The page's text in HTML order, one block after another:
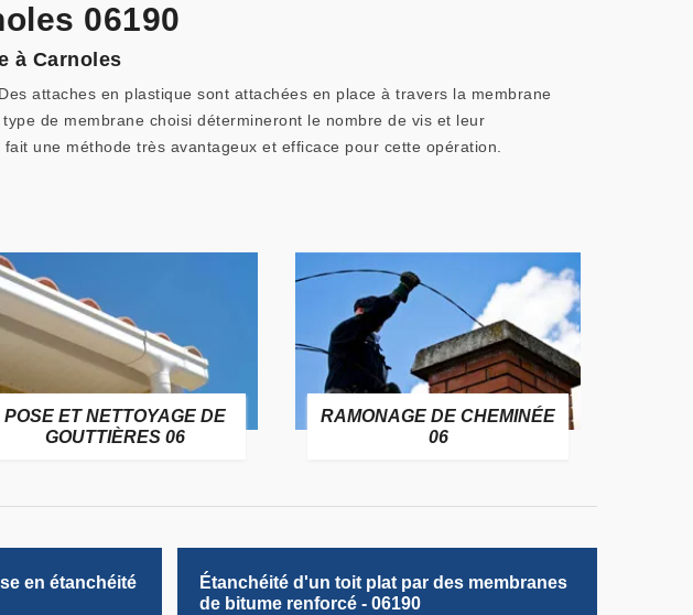
06190
à Carnoles
attaches en plastique sont attachées en place à travers la membrane
de membrane choisi détermineront le nombre de vis et leur
une méthode très avantageux et efficace pour cette opération.
POSE ET NETTOYAGE DE
GOUTTIÈRES 06
RAMONAGE DE CHEMINÉE
06
en étanchéité
Étanchéité d'un toit plat par des membranes
de bitume renforcé - 06190